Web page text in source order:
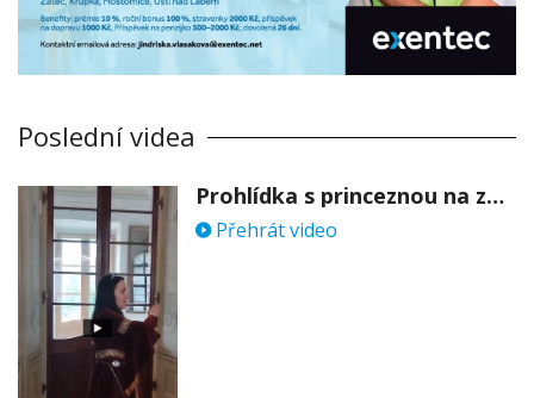
Poslední videa
Prohlídka s princeznou na zámku Stekník
Přehrát video